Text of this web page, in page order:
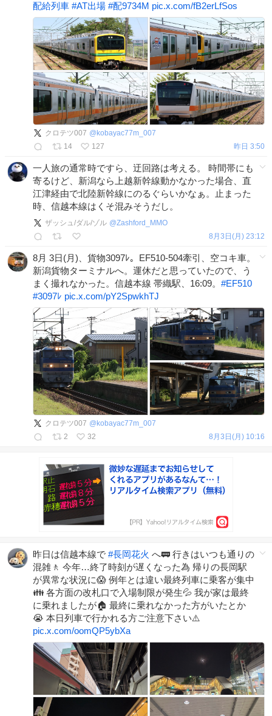
配給列車 #AT出場 #配9734M pic.x.com/fB2erLfSos
クロテツ007 @ kobayac77m_007
14
127 昨日 3:50
一人旅の通常時ですら、迂回路は考える。 時間帯にも
寄るけど、新潟なら上越新幹線動かなかった場合、直
江津経由で北陸新幹線にのるぐらいかなぁ。止まった
時、信越本線はくそ混みそうだし。
ザッシュ/ダル/ゾル @Zashford_MMO
8月3日(月) 23:12
8月 3日(月)、貨物3097ﾚ。EF510-504牽引、空コキ車。
新潟貨物ターミナルへ。運休だと思っていたので、う
まく撮れなかった。信越本線 帯織駅、16:09。 #EF510
#3097ﾚ pic.x.com/pY2SpwkhTJ
クロテツ007 @ kobayac77m_007
2
32 8月3日(月) 10:16
昨日は信越本線で #長岡花火 へ🚃 行きはいつも通りの
混雑🚶 今年…終了時刻が遅くなった為 帰りの長岡駅
が異常な状況に😱 例年とは違い最終列車に乗客が集中
👪 各方面の改札口で入場制限が発生💦 我が家は最終
に乗れましたが🏠 最終に乗れなかった方がいたとか
😭 本日列車で行かれる方ご注意下さい⚠️
pic.x.com/oomQP5ybXa